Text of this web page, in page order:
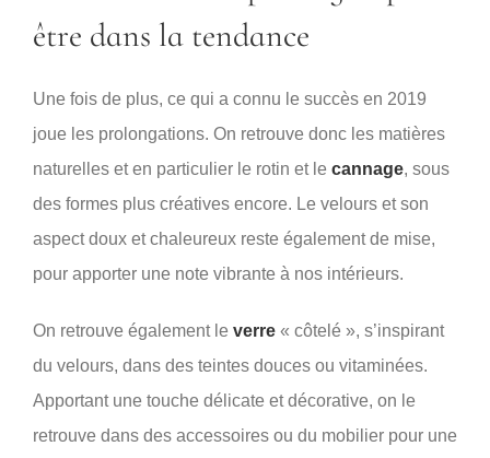
être dans la tendance
Une fois de plus, ce qui a connu le succès en 2019
joue les prolongations. On retrouve donc les matières
naturelles et en particulier le rotin et le cannage, sous
des formes plus créatives encore. Le velours et son
aspect doux et chaleureux reste également de mise,
pour apporter une note vibrante à nos intérieurs.
On retrouve également le verre « côtelé », s’inspirant
du velours, dans des teintes douces ou vitaminées.
Apportant une touche délicate et décorative, on le
retrouve dans des accessoires ou du mobilier pour une